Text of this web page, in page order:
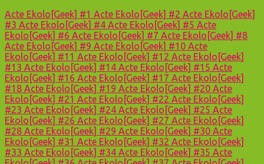
Acte Ekolo[Geek] #1 Acte Ekolo[Geek] #2 Acte Ekolo[Geek]
#3 Acte Ekolo[Geek] #4 Acte Ekolo[Geek] #5 Acte
Ekolo[Geek] #6 Acte Ekolo[Geek] #7 Acte Ekolo[Geek] #8
Acte Ekolo[Geek] #9 Acte Ekolo[Geek] #10 Acte
Ekolo[Geek] #11 Acte Ekolo[Geek] #12 Acte Ekolo[Geek]
#13 Acte Ekolo[Geek] #14 Acte Ekolo[Geek] #15 Acte
Ekolo[Geek] #16 Acte Ekolo[Geek] #17 Acte Ekolo[Geek]
#18 Acte Ekolo[Geek] #19 Acte Ekolo[Geek] #20 Acte
Ekolo[Geek] #21 Acte Ekolo[Geek] #22 Acte Ekolo[Geek]
#23 Acte Ekolo[Geek] #24 Acte Ekolo[Geek] #25 Acte
Ekolo[Geek] #26 Acte Ekolo[Geek] #27 Acte Ekolo[Geek]
#28 Acte Ekolo[Geek] #29 Acte Ekolo[Geek] #30 Acte
Ekolo[Geek] #31 Acte Ekolo[Geek] #32 Acte Ekolo[Geek]
#33 Acte Ekolo[Geek] #34 Acte Ekolo[Geek] #35 Acte